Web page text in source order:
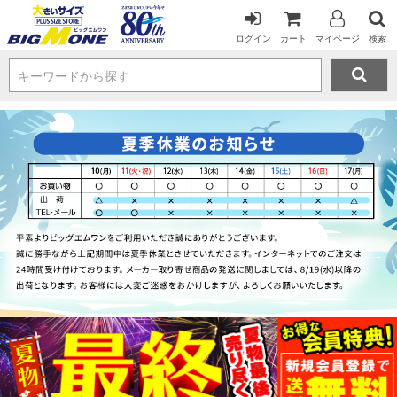
ログイン カート マイページ 検索
キーワードから探す